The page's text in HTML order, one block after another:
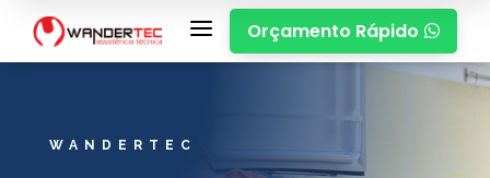
a Orçamento Rápido 
WANDERTEC